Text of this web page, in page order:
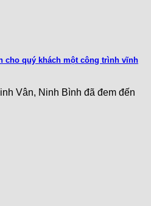
cho quý khách một công trình vĩnh
Vân, Ninh Bình đã đem đến